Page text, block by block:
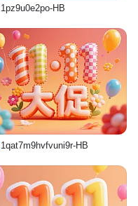
1pz9u0e2po-HB
1qat7m9hvfvuni9r-HB